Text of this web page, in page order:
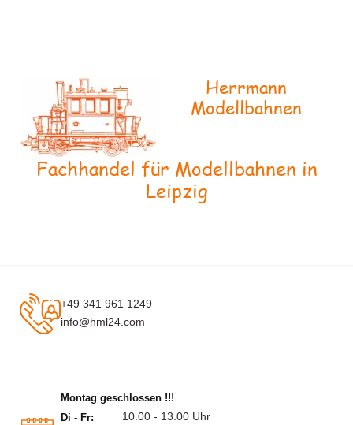
Herrmann
Modellbahnen
Fachhandel für Modellbahnen in
Leipzig
+49 341 961 1249
info@hml24.com
Montag geschlossen !!!
Di - Fr:
10.00 - 13.00 Uhr